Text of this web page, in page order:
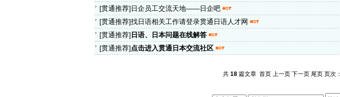
[贯通推荐]日企员工交流天地——日企吧
[贯通推荐]找日语相关工作请登录贯通日语人才网
[贯通推荐] 日语、日本问题在线解答
[贯通推荐]点击进入贯通日本交流社区
共 18 篇文章 首页 上一页 下一页 尾页 页次：